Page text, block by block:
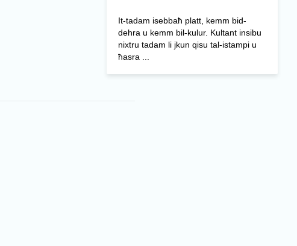
It-tadam isebbaħ platt, kemm bid-
dehra u kemm bil-kulur. Kultant insibu
nixtru tadam li jkun qisu tal-istampi u
ħasra ...